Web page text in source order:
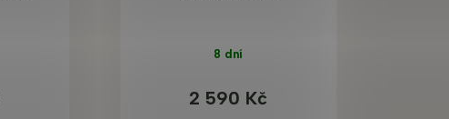
8 dní
2 590 Kč